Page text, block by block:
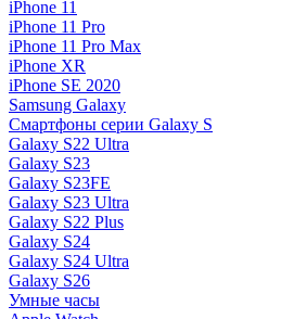
iPhone 11
iPhone 11 Pro
iPhone 11 Pro Max
iPhone XR
iPhone SE 2020
Samsung Galaxy
Смартфоны серии Galaxy S
Galaxy S22 Ultra
Galaxy S23
Galaxy S23FE
Galaxy S23 Ultra
Galaxy S22 Plus
Galaxy S24
Galaxy S24 Ultra
Galaxy S26
Умные часы